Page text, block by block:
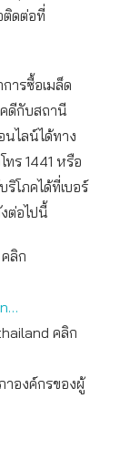
ดต่อที่
ารซื้อเมล็ด
ดีกับสถานี
ไลน์ได้ทาง
ทร 1441 หรือ
โภคได้ที่เบอร์
ต่อไปนี้
ลิก
คลิก
าองค์กรของผู้